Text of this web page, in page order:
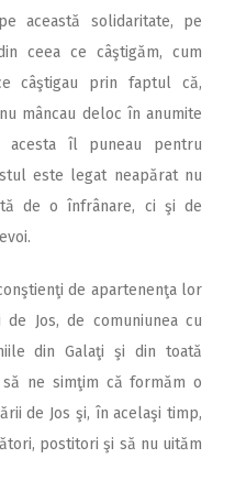
această solidaritate, pe
ceea ce câştigăm, cum
câştigau prin faptul că,
mâncau deloc în anumite
acesta îl puneau pentru
este legat neapărat nu
de o înfrânare, ci şi de
de apartenenţa lor
Jos, de comuniunea cu
din Galaţi şi din toată
ne simţim că formăm o
de Jos şi, în acelaşi timp,
postitori şi să nu uităm